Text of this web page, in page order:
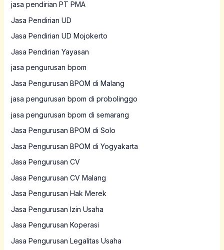
jasa pendirian PT PMA
Jasa Pendirian UD
Jasa Pendirian UD Mojokerto
Jasa Pendirian Yayasan
jasa pengurusan bpom
Jasa Pengurusan BPOM di Malang
jasa pengurusan bpom di probolinggo
jasa pengurusan bpom di semarang
Jasa Pengurusan BPOM di Solo
Jasa Pengurusan BPOM di Yogyakarta
Jasa Pengurusan CV
Jasa Pengurusan CV Malang
Jasa Pengurusan Hak Merek
Jasa Pengurusan Izin Usaha
Jasa Pengurusan Koperasi
Jasa Pengurusan Legalitas Usaha